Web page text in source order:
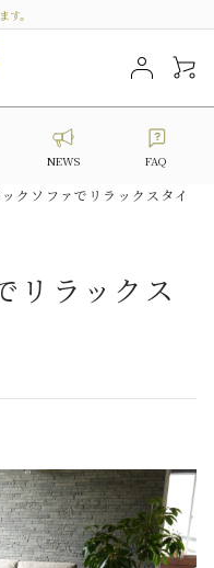
。
NEWS FAQ
クソファでリラックスタイ
リラックス